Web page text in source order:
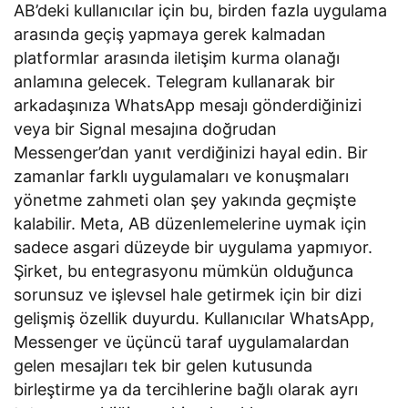
AB’deki kullanıcılar için bu, birden fazla uygulama
arasında geçiş yapmaya gerek kalmadan
platformlar arasında iletişim kurma olanağı
anlamına gelecek. Telegram kullanarak bir
arkadaşınıza WhatsApp mesajı gönderdiğinizi
veya bir Signal mesajına doğrudan
Messenger’dan yanıt verdiğinizi hayal edin. Bir
zamanlar farklı uygulamaları ve konuşmaları
yönetme zahmeti olan şey yakında geçmişte
kalabilir. Meta, AB düzenlemelerine uymak için
sadece asgari düzeyde bir uygulama yapmıyor.
Şirket, bu entegrasyonu mümkün olduğunca
sorunsuz ve işlevsel hale getirmek için bir dizi
gelişmiş özellik duyurdu. Kullanıcılar WhatsApp,
Messenger ve üçüncü taraf uygulamalardan
gelen mesajları tek bir gelen kutusunda
birleştirme ya da tercihlerine bağlı olarak ayrı